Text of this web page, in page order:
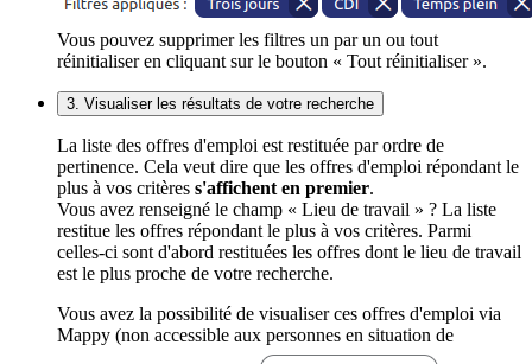
Vous pouvez supprimer les filtres un par un ou tout
réinitialiser en cliquant sur le bouton « Tout réinitialiser ».
3. Visualiser les résultats de votre recherche
La liste des offres d'emploi est restituée par ordre de
pertinence. Cela veut dire que les offres d'emploi répondant le
plus à vos critères s'affichent en premier.
Vous avez renseigné le champ « Lieu de travail » ? La liste
restitue les offres répondant le plus à vos critères. Parmi
celles-ci sont d'abord restituées les offres dont le lieu de travail
est le plus proche de votre recherche.
Vous avez la possibilité de visualiser ces offres d'emploi via
Mappy (non accessible aux personnes en situation de